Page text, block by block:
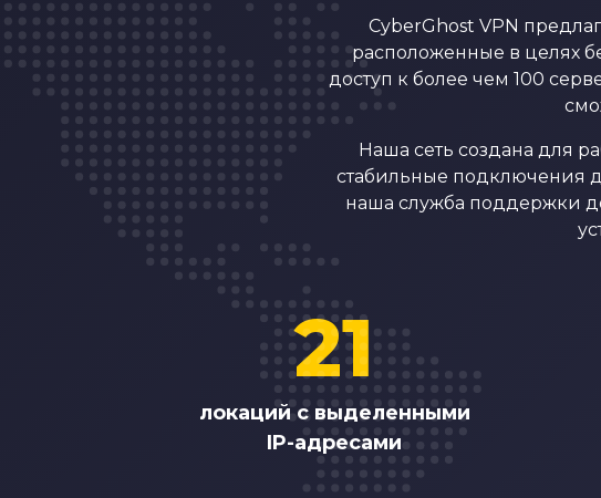
CyberGhost VPN
расположенные в целях
доступ к более чем 100
Наша сеть создана для
стабильные подключения
наша служба поддержки
локаций с выделенными
IP-адресами
21